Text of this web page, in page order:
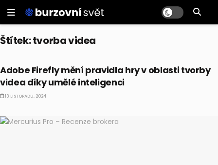
Štítek:tvorba videa
Adobe Firefly mění pravidla hry v oblasti tvorby
videa díky umělé inteligenci
13 LISTOPADU, 2024